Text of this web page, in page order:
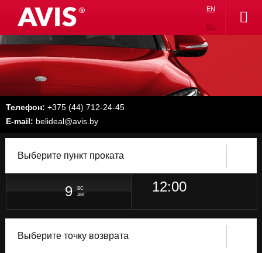
EN
RU
Телефон: +375 (44) 712-24-45
E-mail: belideal@avis.by
Выберите пункт проката
9
ВС
АВГ
12:00
УКАЖИТЕ ДАТУ НАЧАЛА БРОНИРОВАНИЯ
УКАЖИТЕ ВРЕМЯ НАЧАЛА БРОНИРОВАНИЯ
УКАЖИТЕ ДАТУ ОКОНЧАНИЯ БРОНИРОВАНИЯ
УКАЖИТЕ ВРЕМЯ ОКОНЧАНИЯ БРОНИРОВАНИЯ
Выберите точку возврата